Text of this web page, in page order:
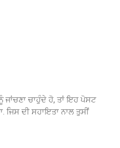
ਚਾਹੁੰਦੇ ਹੋ, ਤਾਂ ਇਹ ਪੋਸਟ
ਜਿਸ ਦੀ ਸਹਾਇਤਾ ਨਾਲ ਤੁਸੀਂ